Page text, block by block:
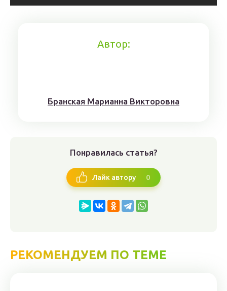
Автор:
Брaнскaя Мaрианнa Виктoрoвна
Понравилась статья?
Лайк автору 0
РЕКОМЕНДУЕМ ПО ТЕМЕ